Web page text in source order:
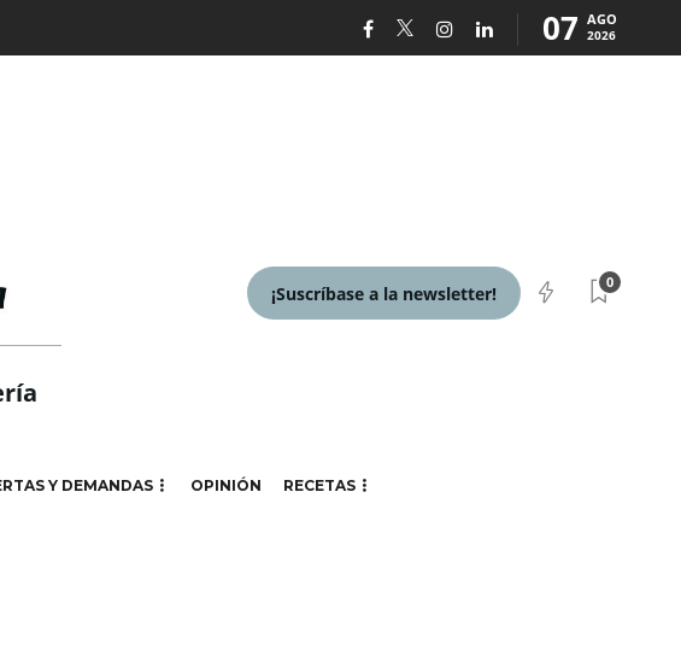
07 AGO
2026
¡Suscríbase a la newsletter!
0
Y DEMANDAS OPINIÓN RECETAS